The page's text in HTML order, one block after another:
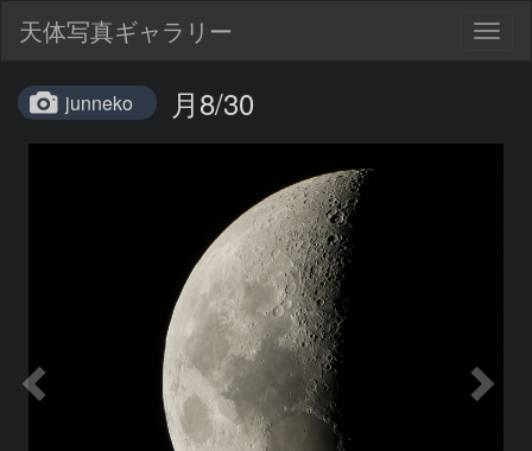
天体写真ギャラリー
junneko 月8/30